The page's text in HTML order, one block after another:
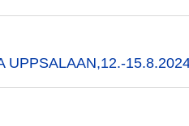
UPPSALAAN,12.-